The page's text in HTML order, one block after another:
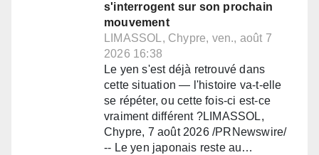
s'interrogent sur son prochain
mouvement
LIMASSOL, Chypre, ven., août 7
2026 16:38
Le yen s'est déjà retrouvé dans
cette situation — l'histoire va-t-elle
se répéter, ou cette fois-ci est-ce
vraiment différent ?LIMASSOL,
Chypre, 7 août 2026 /PRNewswire/
-- Le yen japonais reste au…